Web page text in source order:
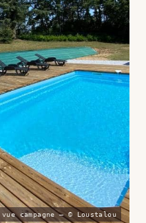
campagne — © Loustalou